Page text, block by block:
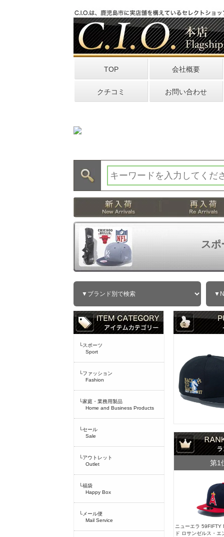
TOP 会社概要
クチコミ お問い合わせ
スポ
└スポーツ
Sport
└ファッション
Fashion
└家庭・業務用製品
Home and Business Products
└セール
Sale
└アウトレット
Outlet
└福袋
Happy Box
└メール便
Mail Service
第1
ニューエラ 59FIFTY
ド ロサンゼルス・エ